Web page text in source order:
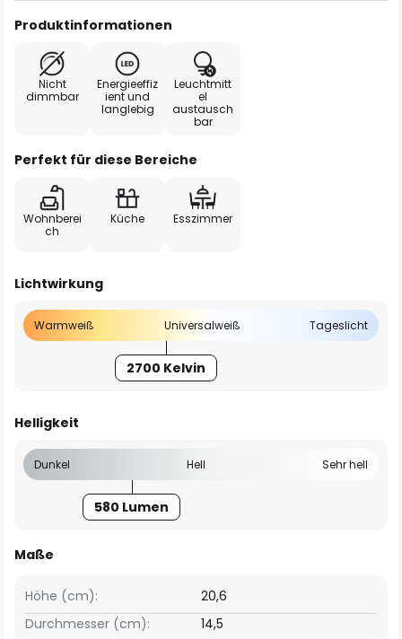
Produktinformationen
Nicht
dimmbar
Energieeffiz
ient und
langlebig
Leuchtmitt
el
austausch
bar
Perfekt für diese Bereiche
Wohnberei
ch
Küche Esszimmer
Lichtwirkung
Warmweiß Universalweiß Tageslicht
2700 Kelvin
Helligkeit
Dunkel Hell Sehr hell
580 Lumen
Maße
Höhe (cm):
20,6
Durchmesser (cm):
14,5